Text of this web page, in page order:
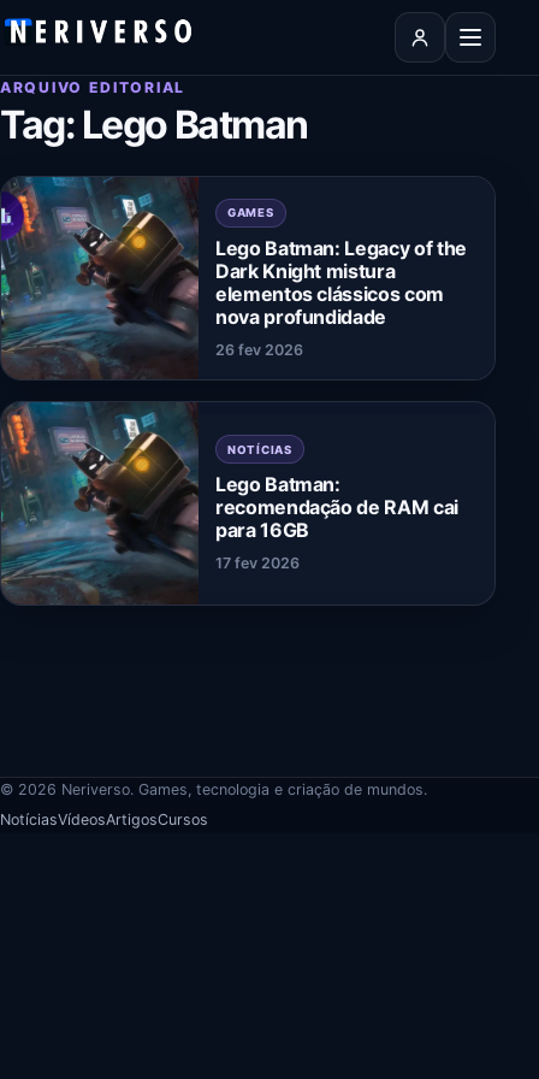
Pular para o conteúdo
Abrir
ARQUIVO EDITORIAL
Tag: Lego Batman
GAMES
Lego Batman: Legacy of the
Dark Knight mistura
elementos clássicos com
nova profundidade
26 fev 2026
NOTÍCIAS
Lego Batman:
recomendação de RAM cai
para 16GB
17 fev 2026
© 2026 Neriverso. Games, tecnologia e criação de mundos.
NotíciasVídeosArtigosCursos